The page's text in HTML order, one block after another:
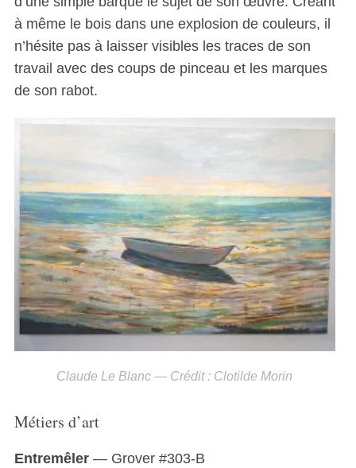
à même le bois dans une explosion de couleurs, il
n’hésite pas à laisser visibles les traces de son
travail avec des coups de pinceau et les marques
de son rabot.
Claude Le Blanc — Crédit : Clotilde Morin
Métiers d’art
Entremêler— Grover #303-B